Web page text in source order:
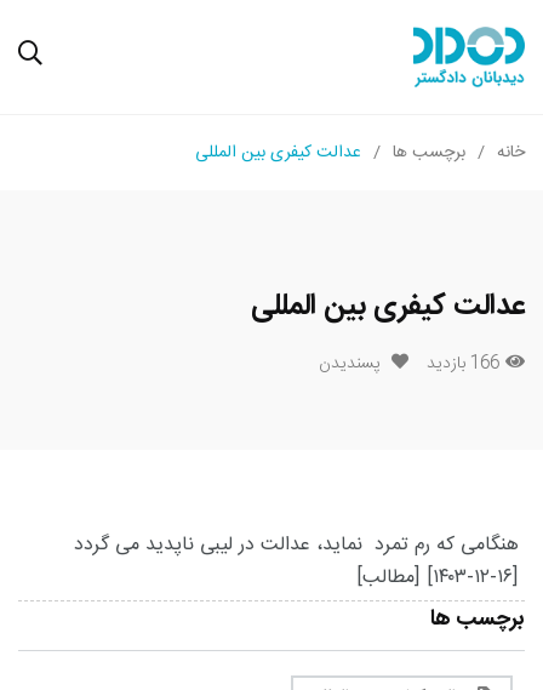
خانه برچسب ها عدالت کیفری بین المللی
عدالت کیفری بین المللی
166 بازدید پسندیدن
هنگامی که رم تمرد نماید، عدالت در لیبی ناپدید می گردد
[۱۴۰۳-۱۲-۱۶] [مطالب]
برچسب ها